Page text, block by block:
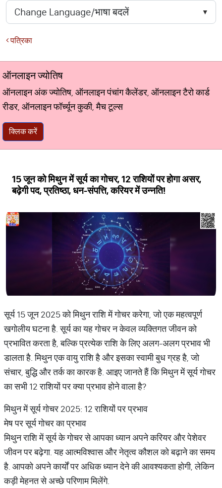
पत्रिका
ऑनलाइन ज्योतिष
ऑनलाइन अंक ज्योतिष, ऑनलाइन पंचांग कैलेंडर, ऑनलाइन टैरो कार्ड
रीडर, ऑनलाइन फॉर्च्यून कुकी, मैच टूल्स
क्लिक करें
15 जून को मिथुन में सूर्य का गोचर, 12 राशियों पर होगा असर,
बढ़ेगी पद, प्रतिष्ठा, धन-संपत्ति, करियर में उन्नति!
सूर्य 15 जून 2025 को मिथुन राशि में गोचर करेगा, जो एक महत्वपूर्ण
खगोलीय घटना है. सूर्य का यह गोचर न केवल व्यक्तिगत जीवन को
प्रभावित करता है, बल्कि प्रत्येक राशि के लिए अलग-अलग प्रभाव भी
डालता है. मिथुन एक वायु राशि है और इसका स्वामी बुध ग्रह है, जो
संचार, बुद्धि और तर्क का कारक है. आइए जानते हैं कि मिथुन में सूर्य गोचर
का सभी 12 राशियों पर क्या प्रभाव होने वाला है?
मिथुन में सूर्य गोचर 2025: 12 राशियों पर प्रभाव
मेष पर सूर्य गोचर का प्रभाव
मिथुन राशि में सूर्य के गोचर से आपका ध्यान अपने करियर और पेशेवर
जीवन पर बढ़ेगा. यह आत्मविश्वास और नेतृत्व कौशल को बढ़ाने का समय
है. आपको अपने कार्यों पर अधिक ध्यान देने की आवश्यकता होगी, लेकिन
कड़ी मेहनत से अच्छे परिणाम मिलेंगे.